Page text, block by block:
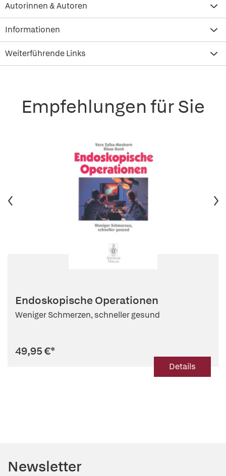
Autorinnen & Autoren
Informationen
Weiterführende Links
Empfehlungen für Sie
Endoskopische Operationen
Weniger Schmerzen, schneller gesund
49,95 €*
Details
Newsletter